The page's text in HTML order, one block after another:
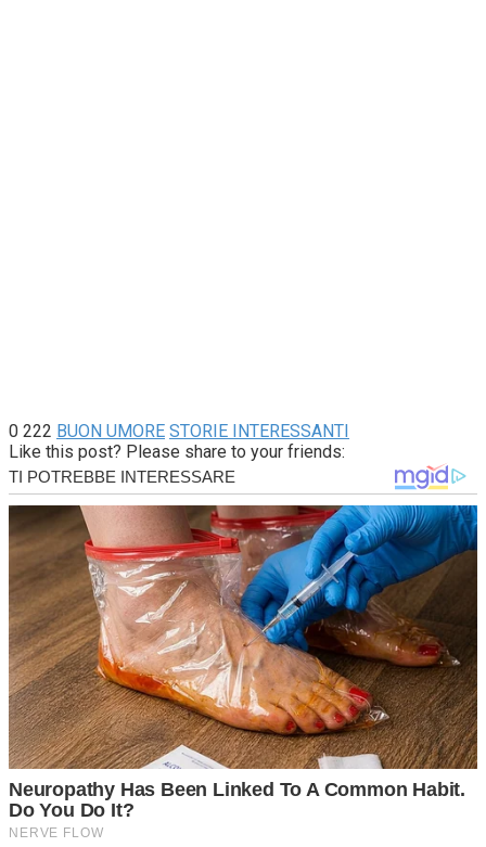
0 222 BUON UMORE STORIE INTERESSANTI
Like this post? Please share to your friends: